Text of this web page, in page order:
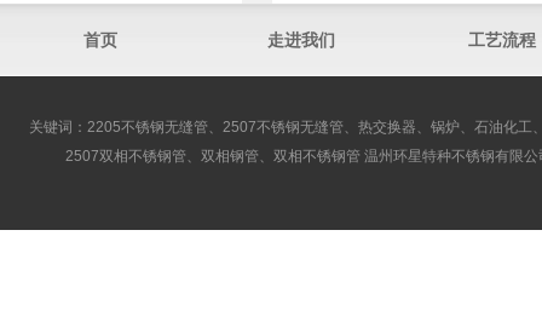
首页 走进我们 工艺流程
关键词：2205不锈钢无缝管、2507不锈钢无缝管、热交换器、锅炉、石油化
2507双相不锈钢管、双相钢管、双相不锈钢管 温州环星特种不锈钢有限